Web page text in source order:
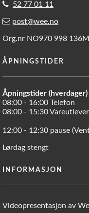
52 77 01 11
post@wee.no
Org.nr NO970 998
ÅPNINGSTIDER
Åpningstider (hverdager)
08:00 - 16:00 Telefon
08:00 - 15:30
12:00 - 12:30 pause
Lørdag stengt
INFORMASJON
Videopresentasjon av